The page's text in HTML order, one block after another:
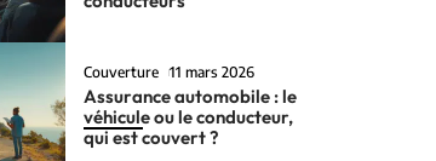
Couverture 11 mars 2026
Assurance automobile : le
véhicule ou le conducteur,
qui est couvert ?